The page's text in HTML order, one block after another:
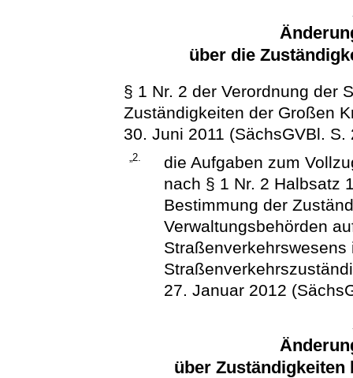
über die
§ 1 Nr. 2 der Verordnung der
Zuständigkeiten der Großen
30. Juni 2011 (SächsGVBl.
„2.
die Aufgaben zum
nach § 1 Nr. 2 Halbsatz
Bestimmung der
Verwaltungsbehörden
27. Januar 2012
über